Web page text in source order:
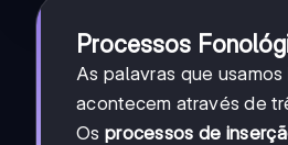
Processos
As palavras que
acontecem através de
Os processos de